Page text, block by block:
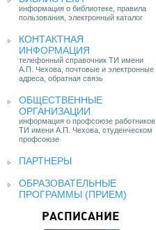
информация о библиотеке, правила
пользования, электронный каталог
КОНТАКТНАЯ
ИНФОРМАЦИЯ
телефонный справочник ТИ имени
А.П. Чехова, почтовые и электронные
адреса, обратная связь
ОБЩЕСТВЕННЫЕ
ОРГАНИЗАЦИИ
информация о профсоюзе работников
ТИ имени А.П. Чехова, студенческом
профсоюзе
ПАРТНЕРЫ
ОБРАЗОВАТЕЛЬНЫЕ
ПРОГРАММЫ (ПРИЕМ)
РАСПИСАНИЕ